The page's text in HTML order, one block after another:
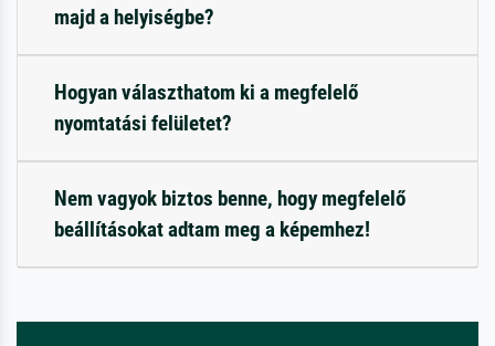
majd a helyiségbe?
Hogyan választhatom ki a megfelelő
nyomtatási felületet?
Nem vagyok biztos benne, hogy megfelelő
beállításokat adtam meg a képemhez!